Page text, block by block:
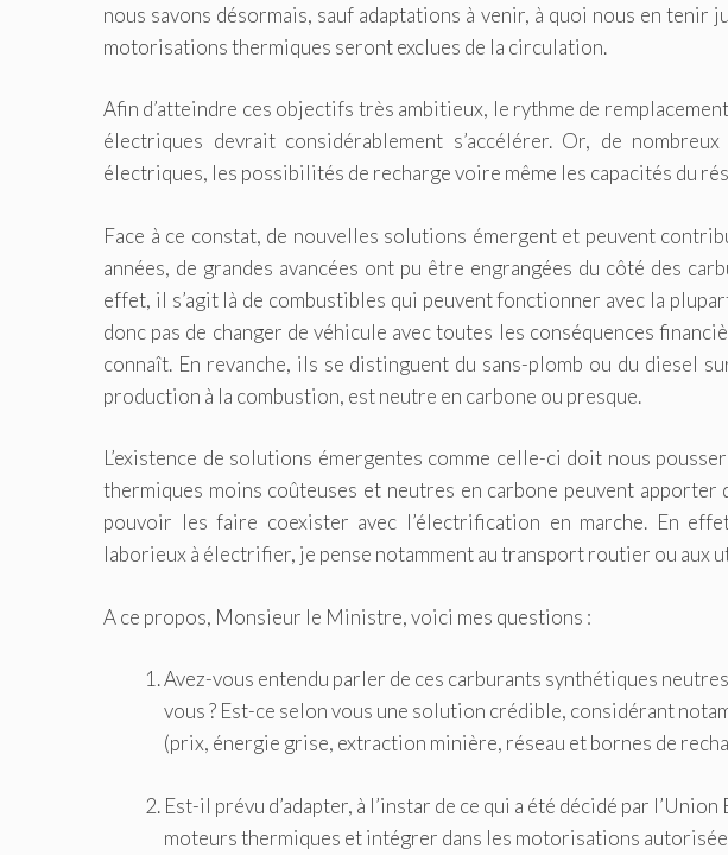
nous savons désormais, sauf adaptations à venir, à quoi nous en tenir
motorisations thermiques seront exclues de la circulation.
Afin d’atteindre ces objectifs très ambitieux, le rythme de
électriques devrait considérablement s’accélérer. Or, de
électriques, les possibilités de recharge voire même les capacités du
Face à ce constat, de nouvelles solutions émergent et peuvent
années, de grandes avancées ont pu être engrangées du côté des
effet, il s’agit là de combustibles qui peuvent fonctionner avec la
donc pas de changer de véhicule avec toutes les conséquences
connaît. En revanche, ils se distinguent du sans-plomb ou du diesel
production à la combustion, est neutre en carbone ou presque.
L’existence de solutions émergentes comme celle-ci doit nous
thermiques moins coûteuses et neutres en carbone peuvent
pouvoir les faire coexister avec l’électrification en marche. En
laborieux à électrifier, je pense notamment au transport routier ou aux
A ce propos, Monsieur le Ministre, voici mes questions :
Avez-vous entendu parler de ces carburants synthétiques
vous ? Est-ce selon vous une solution crédible, considérant
(prix, énergie grise, extraction minière, réseau et bornes de
Est-il prévu d’adapter, à l’instar de ce qui a été décidé par
moteurs thermiques et intégrer dans les motorisations